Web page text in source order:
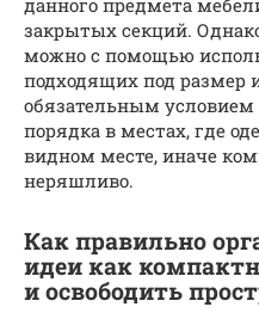
закрытых секций.
можно с помощью
подходящих под размер
обязательным
порядка в местах, где
видном месте, иначе
неряшливо.
Как правильно
идеи как
и освободить